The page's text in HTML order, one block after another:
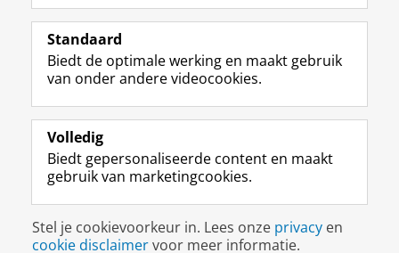
Volg de RUG
F
a
e
b
o
p
a
i
n
a
L
i
k
e
I
-
p
g
i
n
R
S
-
f
e
R
k
s
u
I
n
t
r
m
c
c
o
Y
o
T
e
k
a
a
Studiekiezers
Alumni
Over ons
Disclaimer & Copyright
Inloggen
Standaard
Biedt de optimale werking en maakt gebruik
van onder andere videocookies.
Volledig
Biedt gepersonaliseerde content en maakt
gebruik van marketingcookies.
Stel je cookievoorkeur in. Lees onze privacy en
cookie disclaimervoor meer informatie.